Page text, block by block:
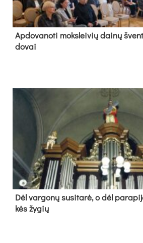
Ap­do­va­no­ti moks­lei­vių dai­nų
do­vai
Dėl var­go­nų su­si­ta­rė, o dėl
kės žy­gių